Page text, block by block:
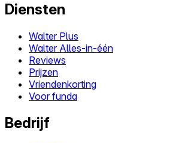
Diensten
Walter Plus
Walter Alles-in-één
Reviews
Prijzen
Vriendenkorting
Voor funda
Bedrijf